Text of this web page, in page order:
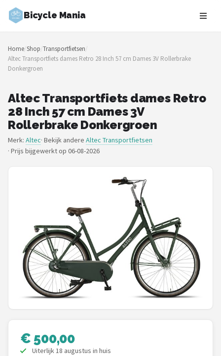
Bicycle Mania
Zoeken
NAVIGATIE
Shop
Merken
Blog
Fietsroutes
Kinderfietsen
Elektrische fietsen
Mountainbikes
Shop
POPULAIRE MERKEN
Basil
ABUS
Home/Shop/Transportfietsen/
Altec Transportfiets dames Retro 28 Inch 57 cm Dames 3V Rollerbrake
Donkergroen
Altec Transportfiets dames Retro
28 Inch 57 cm Dames 3V
Rollerbrake Donkergroen
Merk: Altec· Bekijk andere Altec Transportfietsen
· Prijs bijgewerkt op 06-08-2026
€ 500,00
Uiterlijk 18 augustus in huis